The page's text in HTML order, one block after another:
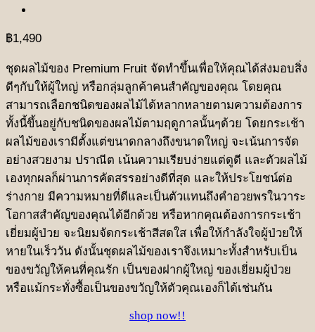
฿1,490
ชุดผลไม้ของ Premium Fruit จัดทำขึ้นเพื่อให้คุณได้ส่งมอบสิ่ง
ดีๆกับให้ผู้ใหญ่ หรือกลุ่มลูกค้าคนสำคัญของคุณ โดยคุณ
สามารถเลือกชนิดของผลไม้ได้หลากหลายตามความต้องการ
ทั้งนี้ขึ้นอยู่กับชนิดของผลไม้ตามฤดูกาลนั้นๆด้วย โดยกระเช้า
ผลไม้ของเรามีตั้งแต่ขนาดกลางถึงขนาดใหญ่ จะเน้นการจัด
อย่างสวยงาม ปราณีต เน้นความเรียบง่ายแต่ดูดี และตัวผลไม้
เองทุกผลก็ผ่านการคัดสรรอย่างดีที่สุด และให้ประโยชน์ต่อ
ร่างกาย มีความหมายที่ดีและเป็นตัวแทนถึงคำอวยพรในวาระ
โอกาสสำคัญของคุณได้อีกด้วย หรือหากคุณต้องการกระเช้า
เยี่ยมผู้ป่วย จะนิยมจัดกระเช้าสีสดใส เพื่อให้กำลังใจผู้ป่วยให้
หายในเร็ววัน ดังนั้นชุดผลไม้ของเราจึงเหมาะทั้งสำหรับเป็น
ของขวัญให้คนที่คุณรัก เป็นของฝากผู้ใหญ่ ของเยี่ยมผู้ป่วย
หรือแม้กระทั่งซื้อเป็นของขวัญให้ตัวคุณเองก็ได้เช่นกัน
shop now!!